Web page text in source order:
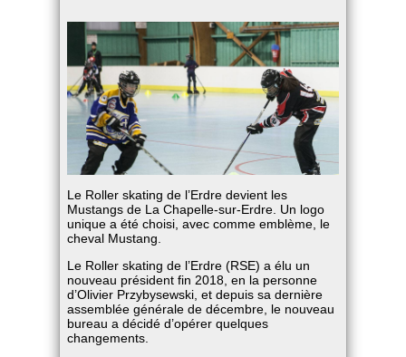
Le Roller skating de l’Erdre devient les
Mustangs de La Chapelle-sur-Erdre. Un logo
unique a été choisi, avec comme emblème, le
cheval Mustang.
Le Roller skating de l’Erdre (RSE) a élu un
nouveau président fin 2018, en la personne
d’Olivier Przybysewski, et depuis sa dernière
assemblée générale de décembre, le nouveau
bureau a décidé d’opérer quelques
changements.